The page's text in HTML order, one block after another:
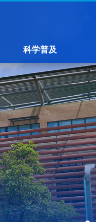
科学普及